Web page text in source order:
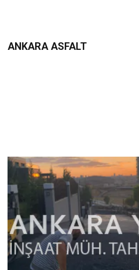
ANKARA ASFALT